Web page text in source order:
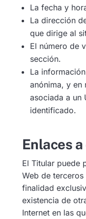
La fecha y
La dirección
que dirige al
El número de
sección.
La
anónima, y en
asociada a un
identificado.
Enlaces
El Titular puede
Web de
finalidad
existencia de
Internet en las